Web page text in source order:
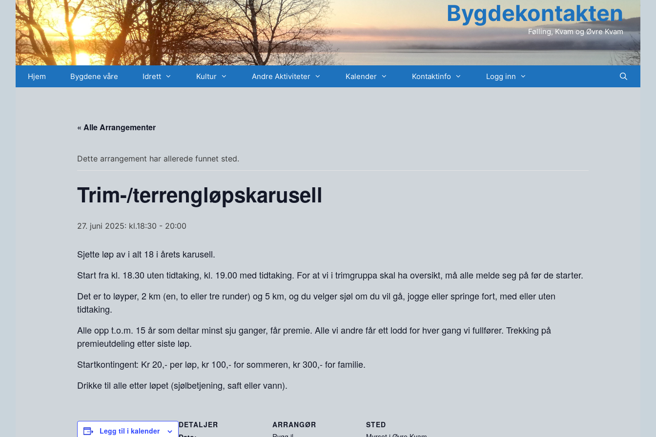
Hopp
innhold
Bygdekontakten
Følling, Kvam og Øvre Kvam
Hjem Bygdene våre Idrett Kultur Andre Aktiviteter Kalender Kontaktinfo Logg inn
« Alle Arrangementer
Dette arrangement har allerede funnet sted.
Trim-/terrengløpskarusell
27. juni 2025: kl.18:30 - 20:00
Sjette løp av i alt 18 i årets karusell.
Start fra kl. 18.30 uten tidtaking, kl. 19.00 med tidtaking. For at vi i trimgruppa skal ha oversikt, må alle melde seg på før de starter.
Det er to løyper, 2 km (en, to eller tre runder) og 5 km, og du velger sjøl om du vil gå, jogge eller springe fort, med eller uten
tidtaking.
Alle opp t.o.m. 15 år som deltar minst sju ganger, får premie. Alle vi andre får ett lodd for hver gang vi fullfører. Trekking på
premieutdeling etter siste løp.
Startkontingent: Kr 20,- per løp, kr 100,- for sommeren, kr 300,- for familie.
Drikke til alle etter løpet (sjølbetjening, saft eller vann).
Legg til i kalender
DETALJER
ARRANGØR
STED